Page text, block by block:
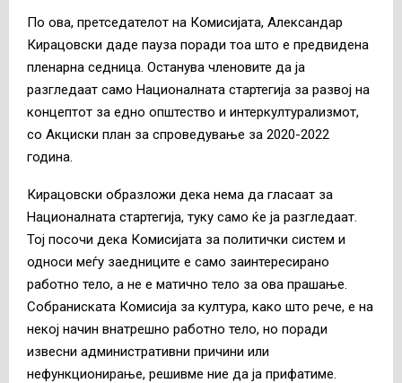
По ова, претседателот на Комисијата, Александар
Кирацовски даде пауза поради тоа што е предвидена
пленарна седница. Останува членовите да ја
разгледаат само Националната стартегија за развој на
концептот за едно општество и интеркултурализмот,
со Акциски план за спроведување за 2020-2022
година.
Кирацовски образложи дека нема да гласаат за
Националната стартегија, туку само ќе ја разгледаат.
Тој посочи дека Комисијата за политички систем и
односи меѓу заедниците е само заинтересирано
работно тело, а не е матично тело за ова прашање.
Собраниската Комисија за култура, како што рече, е на
некој начин внатрешно работно тело, но поради
извесни административни причини или
нефункционирање, решивме ние да ја прифатиме.